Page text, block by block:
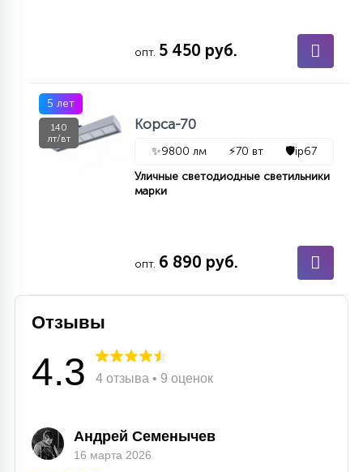
опт. 5 450 руб.
5 лет
140
лт/вт
Корса-70
✨9800 лм ⚡70 вт 🛡️ip67
Уличные светодиодные светильники
марки
опт. 6 890 руб.
Отзывы
4.3 4 отзыва • 9 оценок
Андрей Семенычев
16 марта 2026